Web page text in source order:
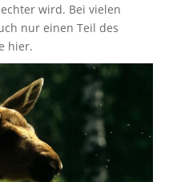
wird. Bei vielen
nur einen Teil des
hier.